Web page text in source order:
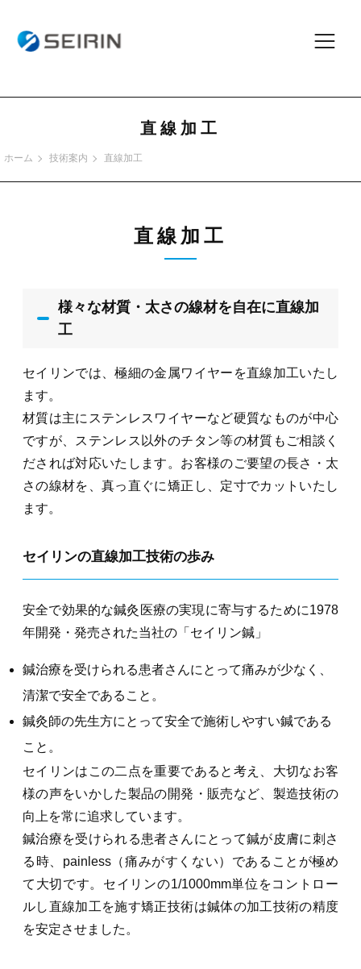
直線加工
ホーム 技術案内 直線加工
直線加工
様々な材質・太さの線材を自在に直線加
工
セイリンでは、極細の金属ワイヤーを直線加工いたし
ます。
材質は主にステンレスワイヤーなど硬質なものが中心
ですが、ステンレス以外のチタン等の材質もご相談く
だされば対応いたします。お客様のご要望の長さ・太
さの線材を、真っ直ぐに矯正し、定寸でカットいたし
ます。
セイリンの直線加工技術の歩み
安全で効果的な鍼灸医療の実現に寄与するために1978
年開発・発売された当社の「セイリン鍼」
鍼治療を受けられる患者さんにとって痛みが少なく、
清潔で安全であること。
鍼灸師の先生方にとって安全で施術しやすい鍼である
こと。
セイリンはこの二点を重要であると考え、大切なお客
様の声をいかした製品の開発・販売など、製造技術の
向上を常に追求しています。
鍼治療を受けられる患者さんにとって鍼が皮膚に刺さ
る時、painless（痛みがすくない）であることが極め
て大切です。セイリンの1/1000mm単位をコントロー
ルし直線加工を施す矯正技術は鍼体の加工技術の精度
を安定させました。